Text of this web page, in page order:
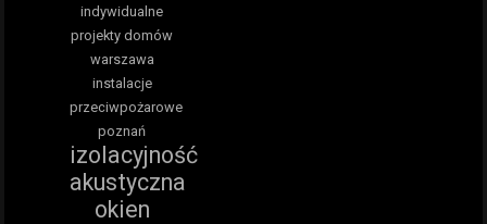
indywidualne
projekty domów
warszawa
instalacje
przeciwpożarowe
poznań
izolacyjność
akustyczna
okien